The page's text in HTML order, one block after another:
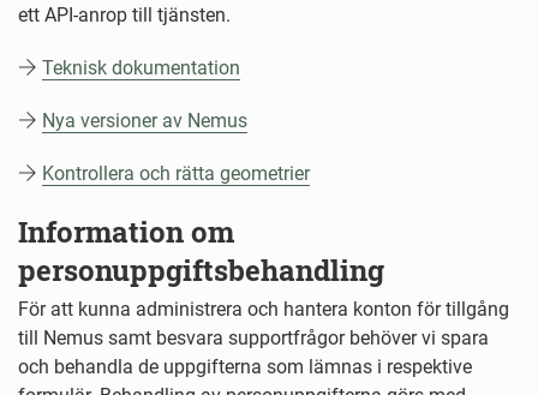
ett API-anrop till tjänsten.
Teknisk dokumentation
Nya versioner av Nemus
Kontrollera och rätta geometrier
Information om
personuppgiftsbehandling
För att kunna administrera och hantera konton för tillgång
till Nemus samt besvara supportfrågor behöver vi spara
och behandla de uppgifterna som lämnas i respektive